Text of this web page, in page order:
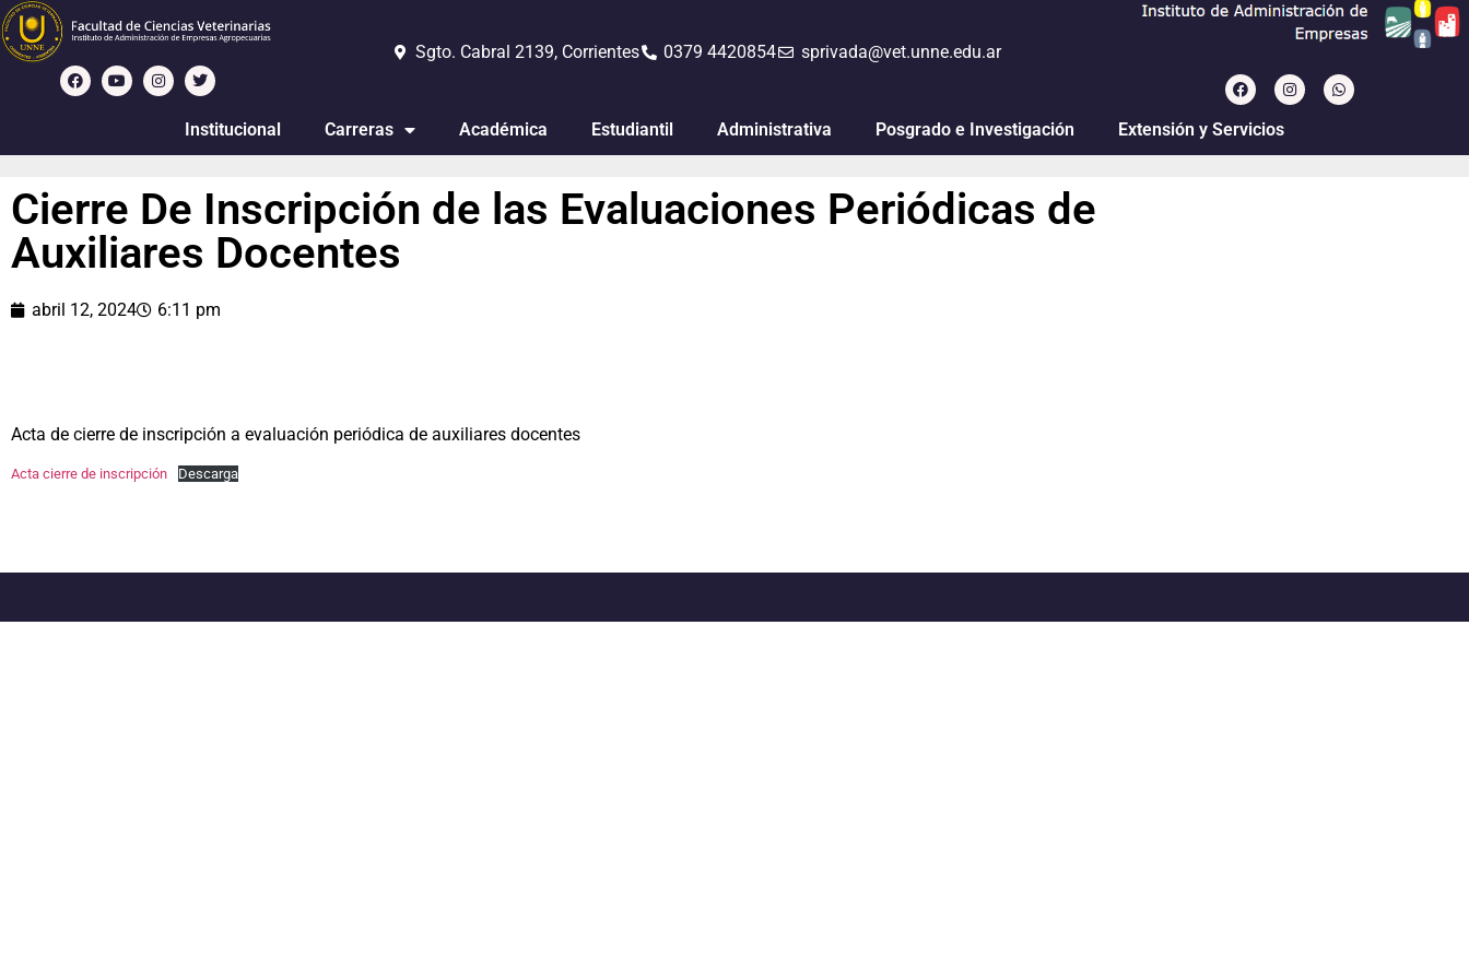
Sgto. Cabral 2139, Corrientes 0379 4420854 sprivada@vet.unne.edu.ar
Institucional Carreras Académica Estudiantil Administrativa Posgrado e Investigación Extensión y Servicios
Cierre De Inscripción de las Evaluaciones Periódicas de
Auxiliares Docentes
abril 12, 2024 6:11 pm
Acta de cierre de inscripción a evaluación periódica de auxiliares docentes
Acta cierre de inscripción Descarga